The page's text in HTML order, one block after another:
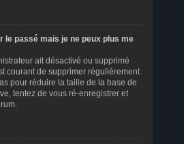
le passé mais je ne peux plus me
ait désactivé ou supprimé
courant de supprimer régulièrement
pour réduire la taille de la base de
tentez de vous ré-enregistrer et